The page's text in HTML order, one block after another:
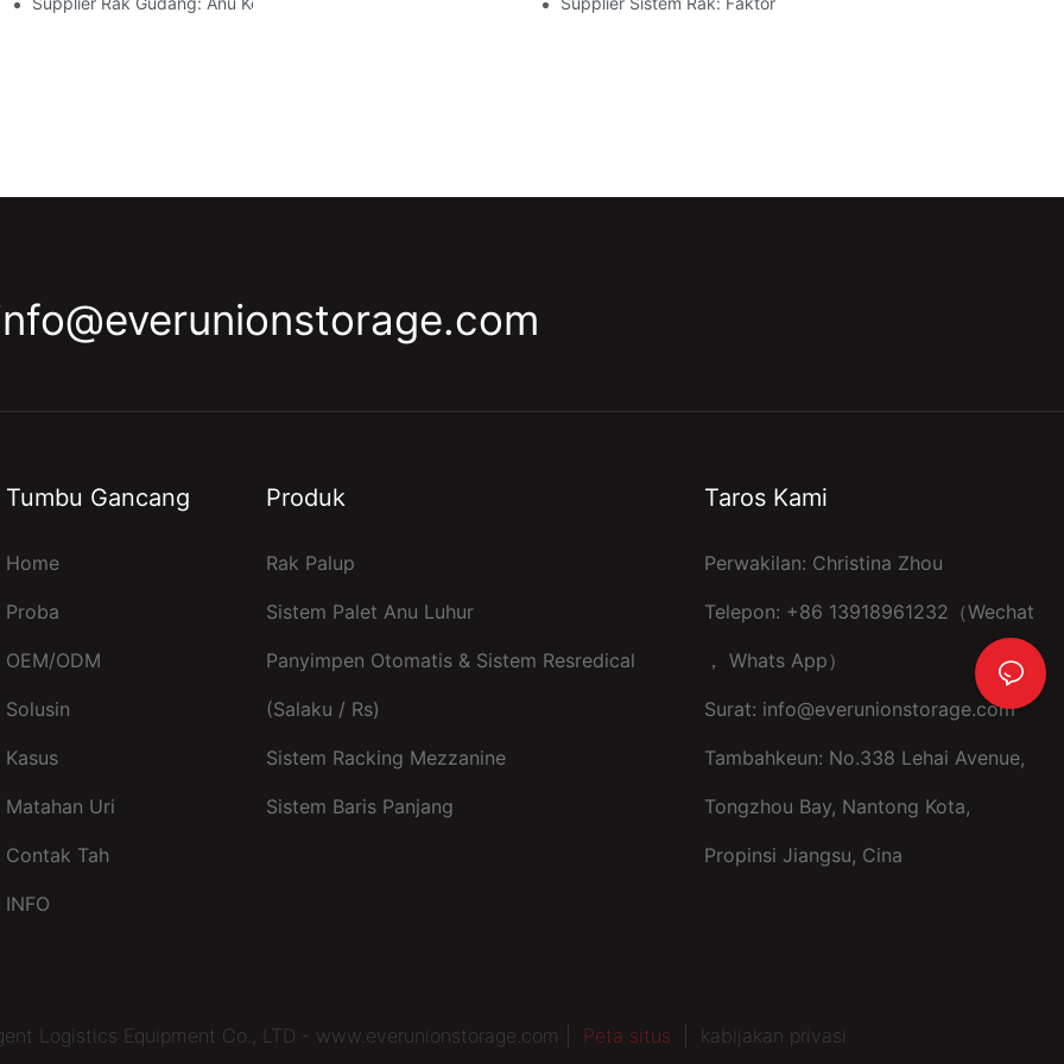
Tumbu Gancang
Home
Proba
OEM/ODM
Solusin
Kasus
Matahan Uri
Contak Tah
INFO
Produk
Rak Palup
Sistem Palet Anu Luhur
Panyimpen Otomatis & Sistem Resredical
(salaku / Rs)
Sistem Racking Mezzanine
Sistem Baris Panjang
Taros Kami
Perwakilan: Christina Zhou
Telepon: +86 13918961232（Wechat
， Whats App）
Surat: info@everunionstorage.com
Tambahkeun: No.338 Lehai Avenue,
Tongzhou Bay, Nantong Kota,
Propinsi Jiangsu, Cina
Logistics Equipment Co., LTD - www.everunionstorage.com | Peta situs kabijakan privasi